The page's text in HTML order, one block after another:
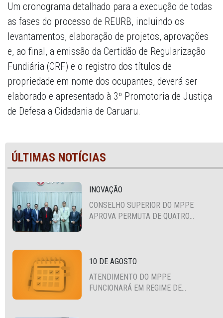
Um cronograma detalhado para a execução de todas
as fases do processo de REURB, incluindo os
levantamentos, elaboração de projetos, aprovações
e, ao final, a emissão da Certidão de Regularização
Fundiária (CRF) e o registro dos títulos de
propriedade em nome dos ocupantes, deverá ser
elaborado e apresentado à 3º Promotoria de Justiça
de Defesa a Cidadania de Caruaru.
ÚLTIMAS NOTÍCIAS
INOVAÇÃO
CONSELHO SUPERIOR DO MPPE
APROVA PERMUTA DE QUATRO
10 DE AGOSTO
ATENDIMENTO DO MPPE
FUNCIONARÁ EM REGIME DE